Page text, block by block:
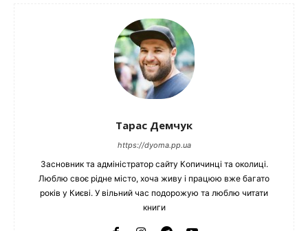
Тарас Демчук
https://dyoma.pp.ua
Засновник та адміністратор сайту Копичинці та околиці.
Люблю своє рідне місто, хоча живу і працюю вже багато
років у Києві. У вільний час подорожую та люблю читати
книги